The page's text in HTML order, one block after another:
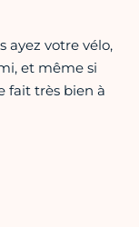
ayez votre vélo,
et même si
fait très bien à